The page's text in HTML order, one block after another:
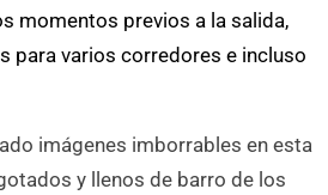
momentos previos a la salida,
para varios corredores e incluso
imágenes imborrables en esta
y llenos de barro de los